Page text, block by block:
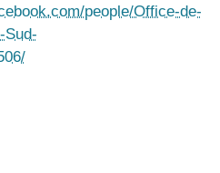
people/Office-de-
Sud-